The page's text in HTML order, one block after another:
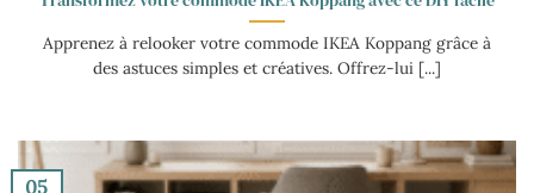
Apprenez à relooker votre commode IKEA Koppang grâce à
des astuces simples et créatives. Offrez-lui [...]
05